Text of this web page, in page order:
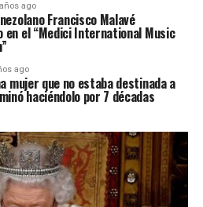
ago
Francisco Malavé
en el “Medici International Music
ago
mujer que no estaba destinada a
haciéndolo por 7 décadas